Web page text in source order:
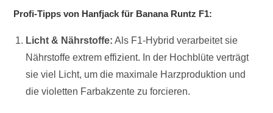
Profi-Tipps von Hanfjack für Banana Runtz F1:
Licht & Nährstoffe: Als F1-Hybrid verarbeitet sie
Nährstoffe extrem effizient. In der Hochblüte verträgt
sie viel Licht, um die maximale Harzproduktion und
die violetten Farbakzente zu forcieren.